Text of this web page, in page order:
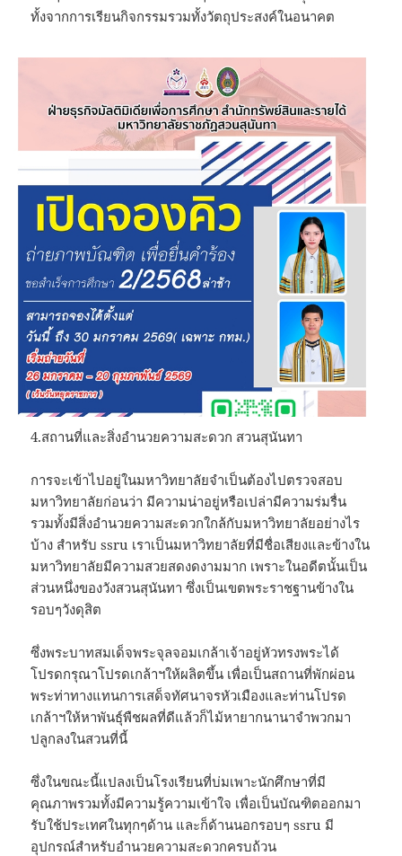
ทั้งจากการเรียนกิจกรรมรวมทั้งวัตถุประสงค์ในอนาคต
4.สถานที่และสิ่งอำนวยความสะดวก สวนสุนันทา
การจะเข้าไปอยู่ในมหาวิทยาลัยจำเป็นต้องไปตรวจสอบ
มหาวิทยาลัยก่อนว่า มีความน่าอยู่หรือเปล่ามีความร่มรื่น
รวมทั้งมีสิ่งอำนวยความสะดวกใกล้กับมหาวิทยาลัยอย่างไร
บ้าง สำหรับ ssru เราเป็นมหาวิทยาลัยที่มีชื่อเสียงและข้างใน
มหาวิทยาลัยมีความสวยสดงดงามมาก เพราะในอดีตนั้นเป็น
ส่วนหนึ่งของวังสวนสุนันทา ซึ่งเป็นเขตพระราชฐานข้างใน
รอบๆวังดุสิต
ซึ่งพระบาทสมเด็จพระจุลจอมเกล้าเจ้าอยู่หัวทรงพระได้
โปรดกรุณาโปรดเกล้าฯให้ผลิตขึ้น เพื่อเป็นสถานที่พักผ่อน
พระท่าทางแทนการเสด็จทัศนาจรหัวเมืองและท่านโปรด
เกล้าฯให้หาพันธุ์พืชผลที่ดีแล้วก็ไม้หายากนานาจำพวกมา
ปลูกลงในสวนที่นี้
ซึ่งในขณะนี้แปลงเป็นโรงเรียนที่บ่มเพาะนักศึกษาที่มี
คุณภาพรวมทั้งมีความรู้ความเข้าใจ เพื่อเป็นบัณฑิตออกมา
รับใช้ประเทศในทุกๆด้าน และก็ด้านนอกรอบๆ ssru มี
อุปกรณ์สำหรับอำนวยความสะดวกครบถ้วน